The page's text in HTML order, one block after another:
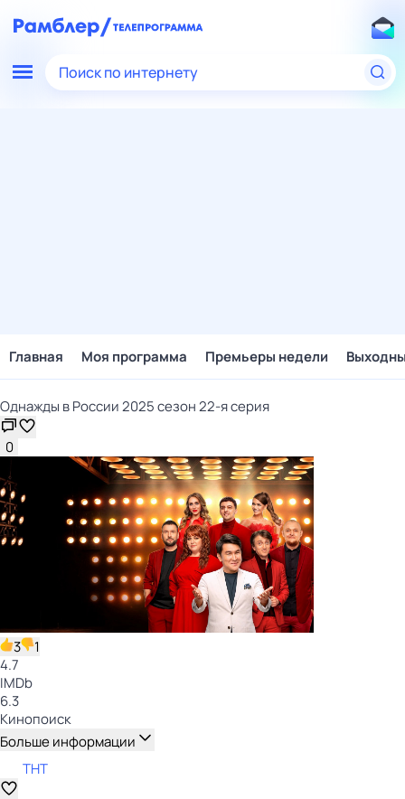
Поиск по интернету
Главная Моя программа Премьеры недели
Однажды в России 2025 сезон 22-я серия
0
3
1
4.7
IMDb
6.3
Кинопоиск
Больше информации
ТНТ